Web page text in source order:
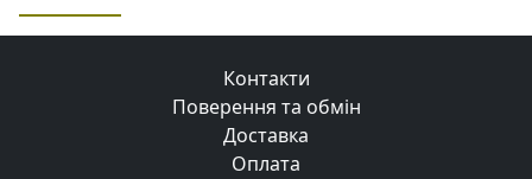
Контакти
Поверення та обмін
Доставка
Оплата